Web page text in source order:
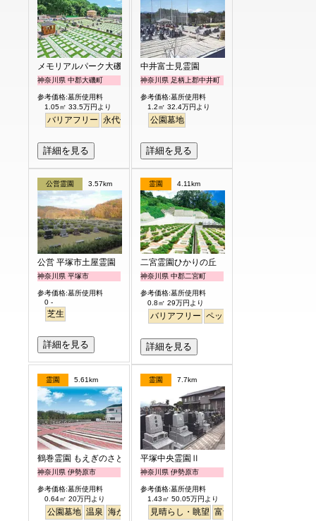
メモリアルパーク大磯
神奈川県 中郡大磯町
参考価格:墓所使用料
1.05㎡ 33.5万円より
バリアフリー 永代供養 ペット 芝生
詳細を見る
中井富士見霊園
神奈川県 足柄上郡中井町
参考価格:墓所使用料
1.2㎡ 32.4万円より
公園墓地
詳細を見る
公営霊園 3.57km
公営 平塚市土屋霊園
神奈川県 平塚市
参考価格:墓所使用料
0 -
芝生
詳細を見る
霊園 4.11km
二宮霊園ひかりの丘
神奈川県 中郡二宮町
参考価格:墓所使用料
0.8㎡ 29万円より
バリアフリー ペット
詳細を見る
霊園 5.61km
鶴巻霊園 もえぎのさと
神奈川県 伊勢原市
参考価格:墓所使用料
0.64㎡ 20万円より
公園墓地 温泉 海がみえる ペット
霊園 7.7km
平塚中央霊園Ⅱ
神奈川県 伊勢原市
参考価格:墓所使用料
1.43㎡ 50.05万円より
見晴らし・眺望 富士山